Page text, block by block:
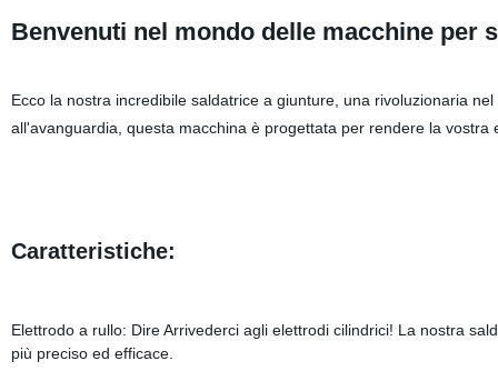
Benvenuti nel mondo delle macchine per
Ecco la nostra incredibile saldatrice a giunture, una rivoluzionaria
all'avanguardia, questa macchina è progettata per rendere la
Caratteristiche:
Elettrodo a rullo: Dire Arrivederci agli elettrodi cilindrici! La nostra
più preciso ed efficace.